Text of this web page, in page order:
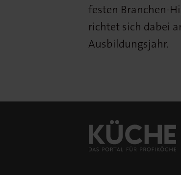
festen Branchen-
richtet sich dabei
Ausbildungsjahr.